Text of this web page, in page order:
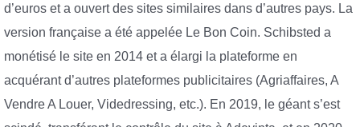
d’euros et a ouvert des sites similaires dans d’autres pays. La
version française a été appelée Le Bon Coin. Schibsted a
monétisé le site en 2014 et a élargi la plateforme en
acquérant d’autres plateformes publicitaires (Agriaffaires, A
Vendre A Louer, Videdressing, etc.). En 2019, le géant s’est